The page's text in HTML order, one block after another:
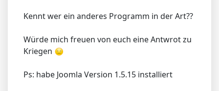
Kennt wer ein anderes Programm in der Art??
Würde mich freuen von euch eine Antwrot zu
Kriegen
Ps: habe Joomla Version 1.5.15 installiert